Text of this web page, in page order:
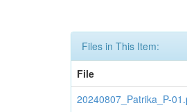
Files in This Item:
File
20240807_Patrika_P-